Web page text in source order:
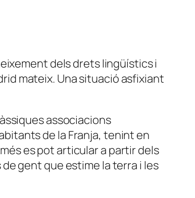
dels drets lingüístics i
mateix. Una situació asfixiant
associacions
de la Franja, tenint en
es pot articular a partir dels
gent que estime la terra i les